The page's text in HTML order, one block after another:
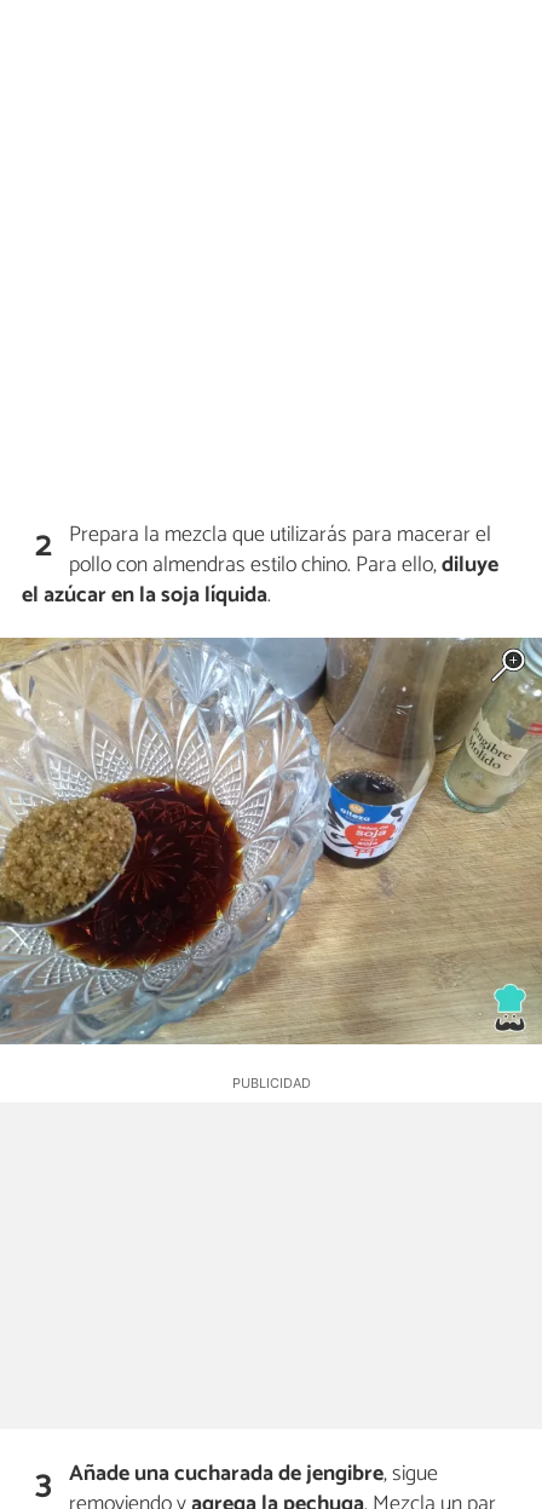
2 Prepara la mezcla que utilizarás para macerar el
pollo con almendras estilo chino. Para ello,diluye
el azúcar en la soja líquida.
3 Añade una cucharada de jengibre, sigue